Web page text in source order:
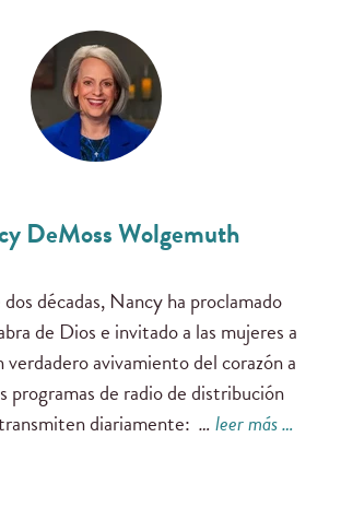
DeMoss Wolgemuth
décadas, Nancy ha proclamado
de Dios e invitado a las mujeres a
avivamiento del corazón a
programas de radio de distribución
diariamente: …leer más …